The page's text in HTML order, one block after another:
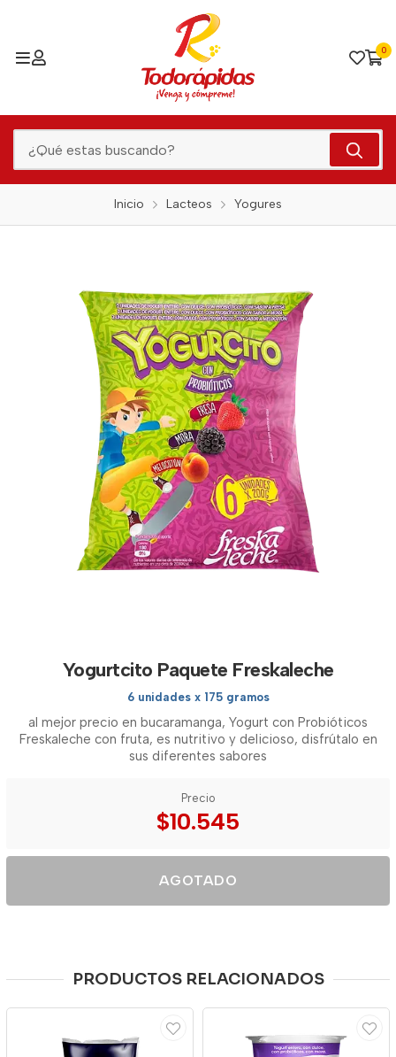
0
Inicio Lacteos Yogures
Yogurtcito Paquete Freskaleche
6 unidades x 175 gramos
al mejor precio en bucaramanga, Yogurt con Probióticos
Freskaleche con fruta, es nutritivo y delicioso, disfrútalo en
sus diferentes sabores
Precio
$10.545
AGOTADO
PRODUCTOS RELACIONADOS